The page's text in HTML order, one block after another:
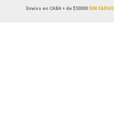
Envíos en CABA + de $50000SIN CARGO